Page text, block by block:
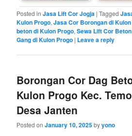
Posted in Jasa Lift Cor Jogja |Tagged
Kulon Progo,Jasa Cor Borongan di
beton di Kulon Progo,Sewa Lift Cor
Gang di Kulon Progo | Leave a reply
Borongan Cor Dag
Kulon Progo Kec.
Desa Janten
Posted onJanuary 10, 2025byyono